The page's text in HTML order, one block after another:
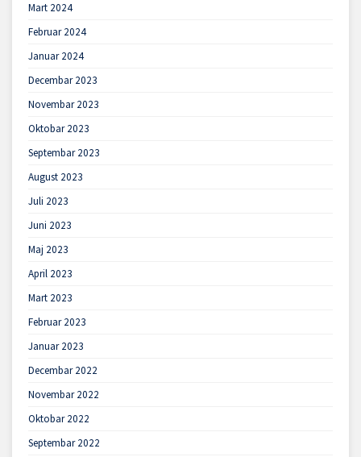
Mart 2024
Februar 2024
Januar 2024
Decembar 2023
Novembar 2023
Oktobar 2023
Septembar 2023
August 2023
Juli 2023
Juni 2023
Maj 2023
April 2023
Mart 2023
Februar 2023
Januar 2023
Decembar 2022
Novembar 2022
Oktobar 2022
Septembar 2022